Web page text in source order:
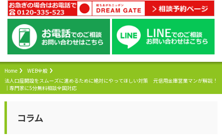
Home
WEB全般
法人口座開設をスムーズに進めるために絶対にやってほしい対策 元信用金庫営業マンが解説！
｜専門家に5分無料相談全国対応
コラム